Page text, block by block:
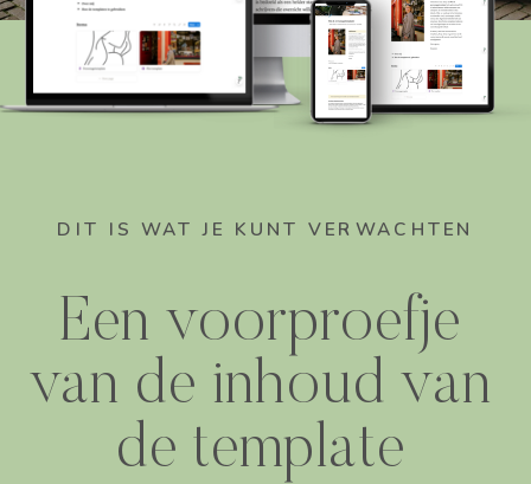
Een voorproefje
van de inhoud van
de template
DIT IS WAT JE KUNT VERWACHTEN